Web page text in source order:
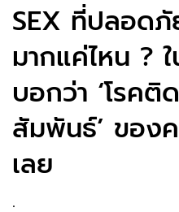
SEX ที่ปลอดภั
มากแค่ไหน ?
บอกว่า ‘โรค
สัมพันธ์’ ของ
เลย
.